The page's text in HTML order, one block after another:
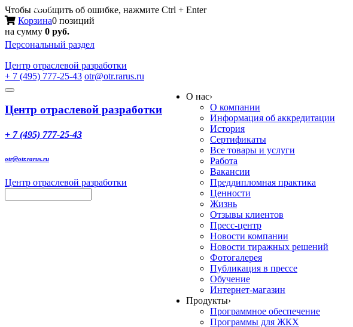
Чтобы сообщить об ошибке, нажмите Ctrl + Enter
Корзина0 позиций
на сумму 0 руб.
Персональный раздел
Центр отраслевой разработки
+ 7 (495) 777-25-43 otr@otr.rarus.ru
Toggle
Меню
Центр отраслевой разработки
+ 7 (495) 777-25-43
otr@otr.rarus.ru
Центр отраслевой разработки
О нас›
О компании
Информация об аккредитации
История
Сертификаты
Все товары и услуги
Работа
Вакансии
Преддипломная практика
Ценности
Жизнь
Отзывы клиентов
Пресс-центр
Новости компании
Новости тиражных решений
Фотогалерея
Публикация в прессе
Обучение
Интернет-магазин
Продукты›
Программное обеспечение
Программы для ЖКХ